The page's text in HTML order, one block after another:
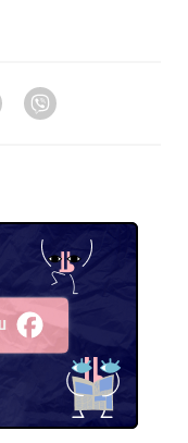
TelegramViber